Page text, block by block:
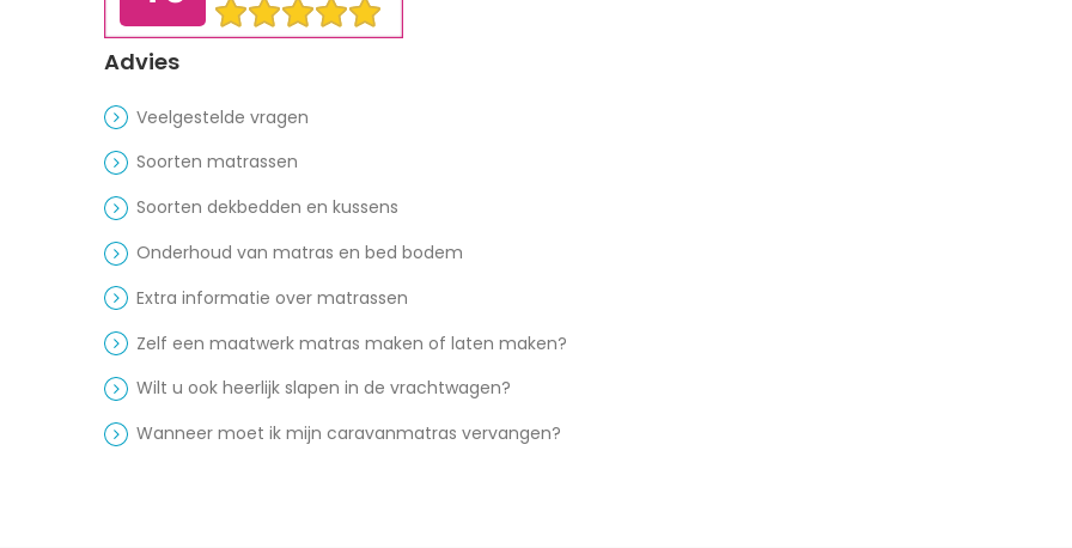
Advies
Veelgestelde vragen
Soorten matrassen
Soorten dekbedden en kussens
Onderhoud van matras en bed bodem
Extra informatie over matrassen
Zelf een maatwerk matras maken of laten maken?
Wilt u ook heerlijk slapen in de vrachtwagen?
Wanneer moet ik mijn caravanmatras vervangen?